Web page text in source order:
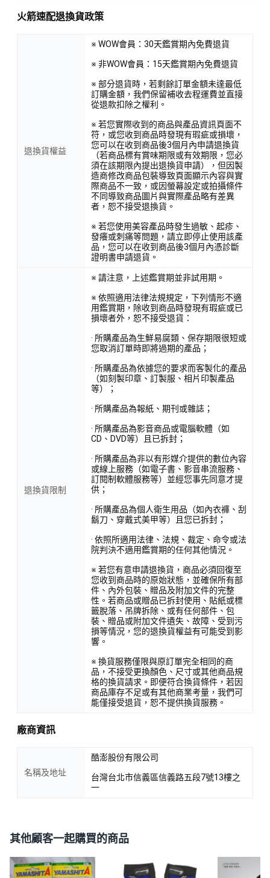
火箭速配退換貨政策
退換貨權益
※ WOW會員：30天鑑賞期內免費退貨
※ 非WOW會員：15天鑑賞期內免費退貨
※ 部分退貨時，若剩餘訂單金額未達最低
訂購金額，我們保留補收去程運費並直接
從退款扣除之權利。
※ 若您實際收到的商品與產品資訊頁面不
符，或您收到商品時發現有瑕疵或損壞，
您可以在收到商品後3個月內申請退換貨
（若商品標有賞味期限或有效期限，您必
須在該期限內提出退換貨申請），但因製
造商修改商品包裝導致頁面顯示內容與實
際商品不一致，或因螢幕設定或拍攝條件
不同導致商品圖片與實際產品略有差異
者，恕不接受退換貨。
※ 若您使用美容產品時發生過敏、起疹、
發癢或刺痛等問題，請立即停止使用該產
品，您可以在收到商品後3個月內憑診斷
證明書申請退貨。
退換貨限制
※ 請注意，上述鑑賞期並非試用期。
※ 依照適用法律法規規定，下列情形不適
用鑑賞期，除收到商品時發現有瑕疵或已
損壞者外，恕不接受退貨：
· 所購產品為生鮮易腐類、保存期限很短或
您取消訂單時即將過期的產品；
· 所購產品為依據您的要求而客製化的產品
（如刻製印章、訂製服、相片印製產品
等）；
· 所購產品為報紙、期刊或雜誌；
· 所購產品為影音商品或電腦軟體（如
CD、DVD等）且已拆封；
· 所購產品為非以有形媒介提供的數位內容
或線上服務（如電子書、影音串流服務、
訂閱制軟體服務等）並經您事先同意才提
供；
· 所購產品為個人衛生用品（如內衣褲、刮
鬍刀、穿戴式美甲等）且您已拆封；
· 依照所適用法律、法規、裁定、命令或法
院判決不適用鑑賞期的任何其他情況。
※ 若您有意申請退換貨，商品必須回復至
您收到商品時的原始狀態，並確保所有部
件、內外包裝、贈品及附加文件的完整
性。若商品或贈品已拆封使用、貼紙或標
籤脫落、吊牌拆除、或有任何部件、包
裝、贈品或附加文件遺失、故障、受到污
損等情況，您的退換貨權益有可能受到影
響。
※ 換貨服務僅限與原訂單完全相同的商
品，不接受更換顏色、尺寸或其他商品規
格的換貨請求。即便符合換貨條件，若因
商品庫存不足或有其他商業考量，我們可
能僅接受退貨，恕不提供換貨服務。
廠商資訊
名稱及地址
酷澎股份有限公司
台灣台北市信義區信義路五段7號13樓之
一
其他顧客一起購買的商品